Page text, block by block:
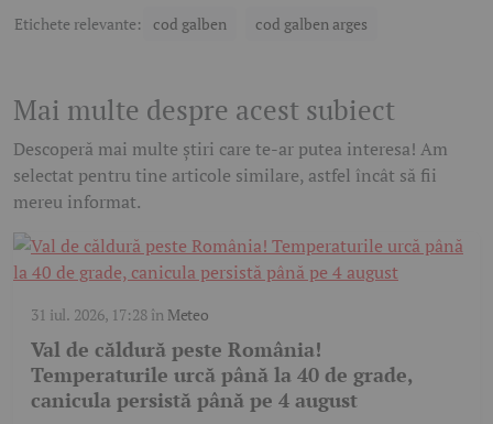
Etichete relevante: cod galben cod galben arges
Mai multe despre acest subiect
Descoperă mai multe știri care te-ar putea interesa! Am
selectat pentru tine articole similare, astfel încât să fii
mereu informat.
31 iul. 2026, 17:28în Meteo
Val de căldură peste România!
Temperaturile urcă până la 40 de grade,
canicula persistă până pe 4 august